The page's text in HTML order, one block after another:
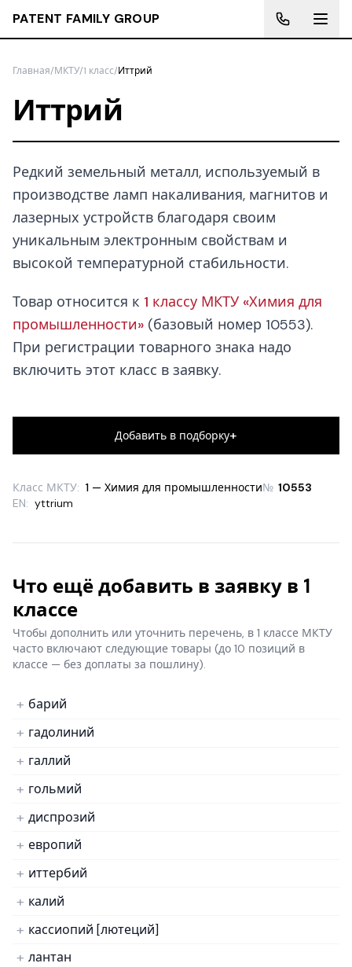
PATENT FAMILY GROUP
Главная/МКТУ/1 класс/Иттрий
Иттрий
Редкий земельный металл, используемый в
производстве ламп накаливания, магнитов и
лазерных устройств благодаря своим
уникальным электронным свойствам и
высокой температурной стабильности.
Товар относится к 1 классу МКТУ «Химия для
промышленности» (базовый номер 10553).
При регистрации товарного знака надо
включить этот класс в заявку.
Добавить в подборку+
Класс МКТУ: 1 — Химия для промышленности№ 10553
EN: yttrium
Что ещё добавить в заявку в 1
классе
Чтобы дополнить или уточнить перечень, в 1 классе МКТУ
часто включают следующие товары (до 10 позиций в
классе — без доплаты за пошлину).
барий
гадолиний
галлий
гольмий
диспрозий
европий
иттербий
калий
кассиопий [лютеций]
лантан